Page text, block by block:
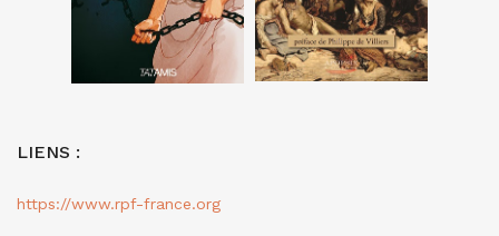
LIENS :
https://www.rpf-france.org